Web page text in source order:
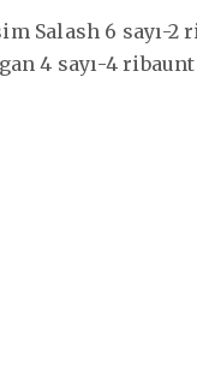
Salash 6 sayı-2
4 sayı-4 ribaunt